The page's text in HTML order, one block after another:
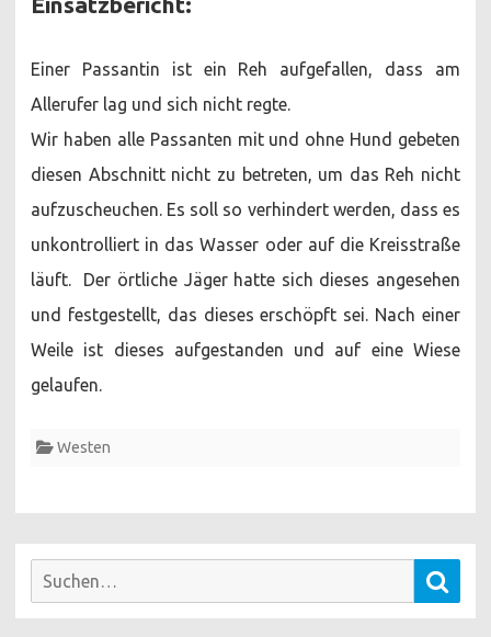
Einer Passantin ist ein Reh aufgefallen, dass am
Allerufer lag und sich nicht regte.
Wir haben alle Passanten mit und ohne Hund gebeten
diesen Abschnitt nicht zu betreten, um das Reh nicht
aufzuscheuchen. Es soll so verhindert werden, dass es
unkontrolliert in das Wasser oder auf die Kreisstraße
läuft. Der örtliche Jäger hatte sich dieses angesehen
und festgestellt, das dieses erschöpft sei. Nach einer
Weile ist dieses aufgestanden und auf eine Wiese
gelaufen.
Westen
Suchen